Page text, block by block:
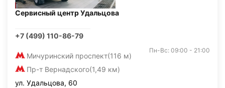
Сервисный центр Удальцова
+7 (499) 110-86-79
Мичуринский проспект(116 м)
Пр-т Вернадского(1,49 км)
Пн-Вс: 09:00 - 21:00
ул. Удальцова, 60